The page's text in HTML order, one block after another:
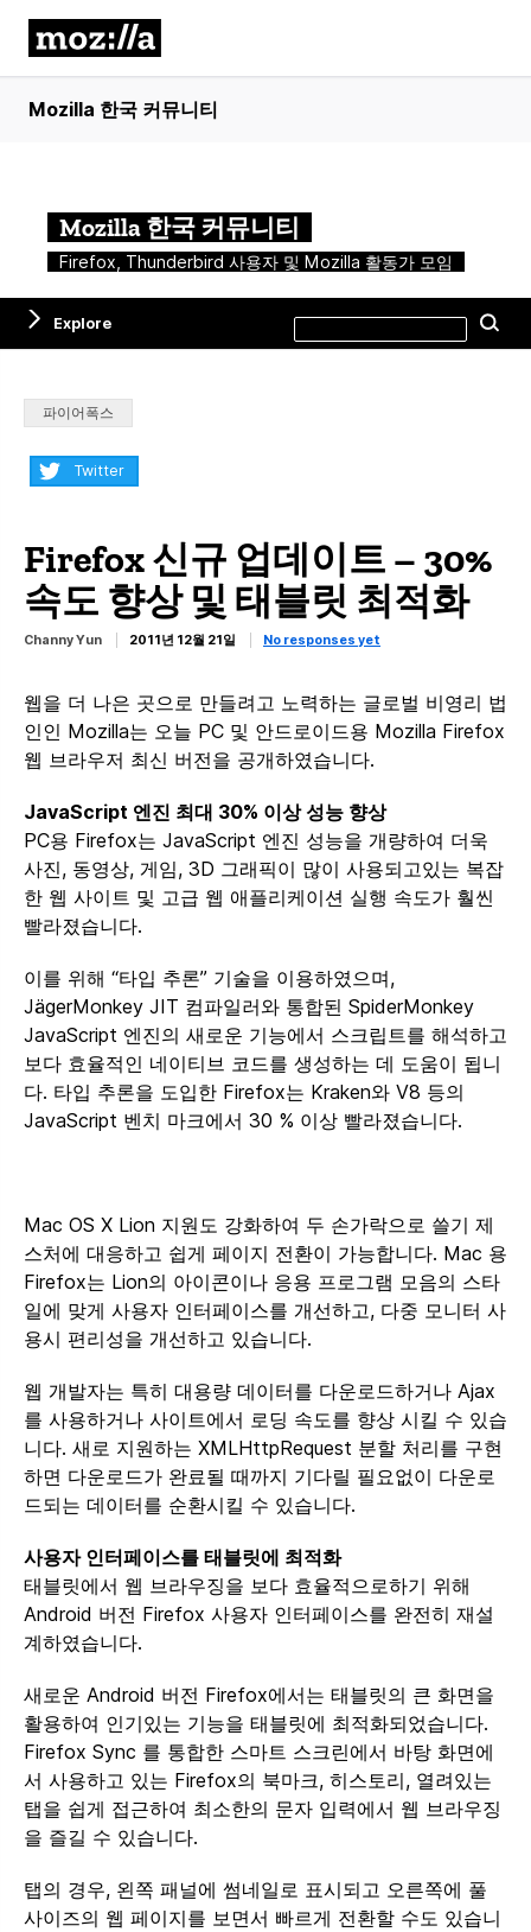
Mozilla 한국 커뮤니티
Mozilla 한국 커뮤니티
Firefox, Thunderbird 사용자 및 Mozilla 활동가 모임
Explore
this
site
Categories:
파이어폭스
Share:Twitter
Firefox 신규 업데이트 – 30%
속도 향상 및 태블릿 최적화
Channy Yun 2011년 12월 21일 No responses yet
웹을 더 나은 곳으로 만들려고 노력하는 글로벌 비영리 법
인인 Mozilla는 오늘 PC 및 안드로이드용 Mozilla Firefox
웹 브라우저 최신 버전을 공개하였습니다.
JavaScript 엔진 최대 30% 이상 성능 향상
PC용 Firefox는 JavaScript 엔진 성능을 개량하여 더욱
사진, 동영상, 게임, 3D 그래픽이 많이 사용되고있는 복잡
한 웹 사이트 및 고급 웹 애플리케이션 실행 속도가 훨씬
빨라졌습니다.
이를 위해 “타입 추론” 기술을 이용하였으며,
JägerMonkey JIT 컴파일러와 통합된 SpiderMonkey
JavaScript 엔진의 새로운 기능에서 스크립트를 해석하고
보다 효율적인 네이티브 코드를 생성하는 데 도움이 됩니
다. 타입 추론을 도입한 Firefox는 Kraken와 V8 등의
JavaScript 벤치 마크에서 30 % 이상 빨라졌습니다.
Mac OS X Lion 지원도 강화하여 두 손가락으로 쓸기 제
스처에 대응하고 쉽게 페이지 전환이 가능합니다. Mac 용
Firefox는 Lion의 아이콘이나 응용 프로그램 모음의 스타
일에 맞게 사용자 인터페이스를 개선하고, 다중 모니터 사
용시 편리성을 개선하고 있습니다.
웹 개발자는 특히 대용량 데이터를 다운로드하거나 Ajax
를 사용하거나 사이트에서 로딩 속도를 향상 시킬 수 있습
니다. 새로 지원하는 XMLHttpRequest 분할 처리를 구현
하면 다운로드가 완료될 때까지 기다릴 필요없이 다운로
드되는 데이터를 순환시킬 수 있습니다.
사용자 인터페이스를 태블릿에 최적화
태블릿에서 웹 브라우징을 보다 효율적으로하기 위해
Android 버전 Firefox 사용자 인터페이스를 완전히 재설
계하였습니다.
새로운 Android 버전 Firefox에서는 태블릿의 큰 화면을
활용하여 인기있는 기능을 태블릿에 최적화되었습니다.
Firefox Sync 를 통합한 스마트 스크린에서 바탕 화면에
서 사용하고 있는 Firefox의 북마크, 히스토리, 열려있는
탭을 쉽게 접근하여 최소한의 문자 입력에서 웹 브라우징
을 즐길 수 있습니다.
탭의 경우, 왼쪽 패널에 썸네일로 표시되고 오른쪽에 풀
사이즈의 웹 페이지를 보면서 빠르게 전환할 수도 있습니